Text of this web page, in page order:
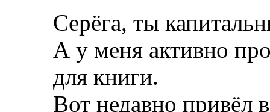
Серёга, ты
А у меня активно
для книги.
Вот недавно привёл